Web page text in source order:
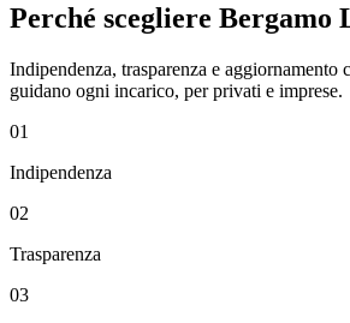
Perché scegliere Bergamo
Indipendenza, trasparenza e
guidano ogni incarico, per privati e imprese.
01
Indipendenza
02
Trasparenza
03